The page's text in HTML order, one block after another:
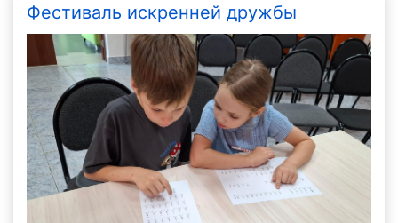
Фестиваль искренней дружбы